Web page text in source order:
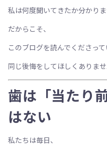
私は何度聞いてきたか分かりま
だからこそ、
このブログを読んでくださって
同じ後悔をしてほしくありませ
歯は「当たり
はない
私たちは毎日、